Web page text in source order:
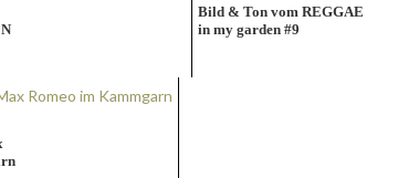
Bild & Ton vom REGGAE
in my garden #9